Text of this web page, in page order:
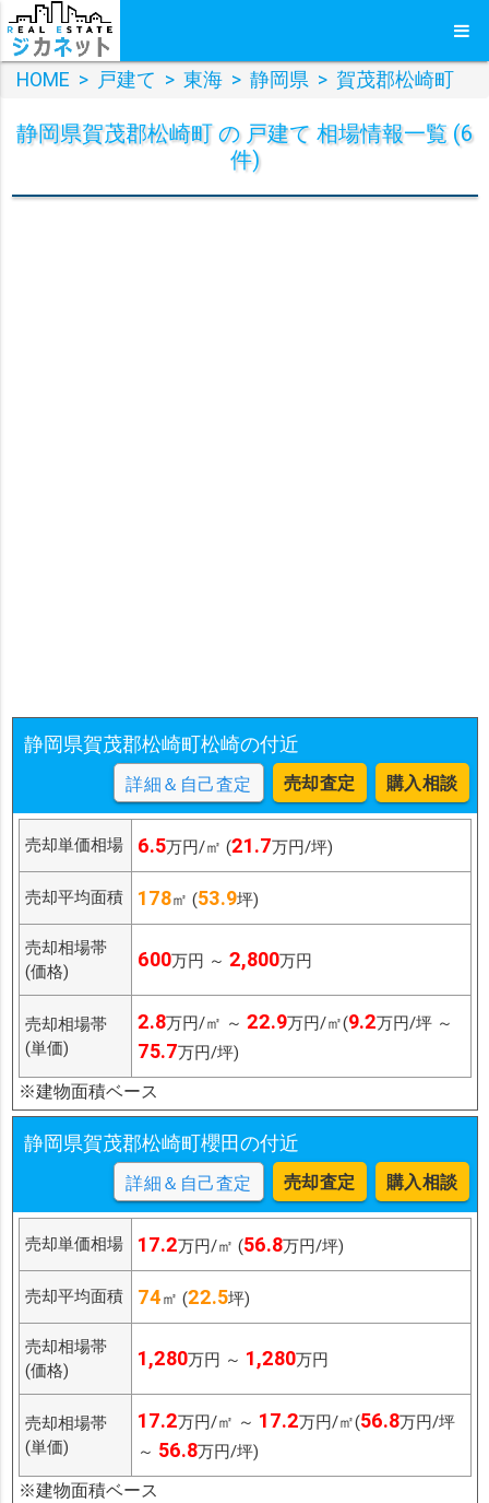
HOME > 戸建て > 東海 > 静岡県 > 賀茂郡松崎町
静岡県賀茂郡松崎町 の 戸建て 相場情報一覧 (6
件)
静岡県賀茂郡松崎町松崎の付近
詳細＆自己査定 売却査定 購入相談
売却単価相場 6.5万円/㎡ (21.7万円/坪)
売却平均面積 178㎡ (53.9坪)
売却相場帯
(価格)
600万円 ～ 2,800万円
売却相場帯
(単価)
2.8万円/㎡ ～ 22.9万円/㎡(9.2万円/坪 ～
75.7万円/坪)
※建物面積ベース
静岡県賀茂郡松崎町櫻田の付近
詳細＆自己査定 売却査定 購入相談
売却単価相場 17.2万円/㎡ (56.8万円/坪)
売却平均面積 74㎡ (22.5坪)
売却相場帯
(価格)
1,280万円 ～ 1,280万円
売却相場帯
(単価)
17.2万円/㎡ ～ 17.2万円/㎡(56.8万円/坪
～ 56.8万円/坪)
※建物面積ベース